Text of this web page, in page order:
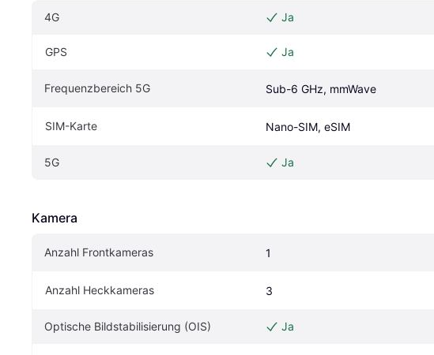
4G Ja
GPS Ja
Frequenzbereich 5G Sub-6 GHz, mmWave
SIM-Karte Nano-SIM, eSIM
5G Ja
Kamera
Anzahl Frontkameras 1
Anzahl Heckkameras 3
Optische Bildstabilisierung (OIS) Ja